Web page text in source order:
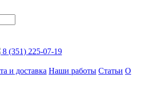
8 (351) 225-07-19
и доставка Наши работы Статьи О